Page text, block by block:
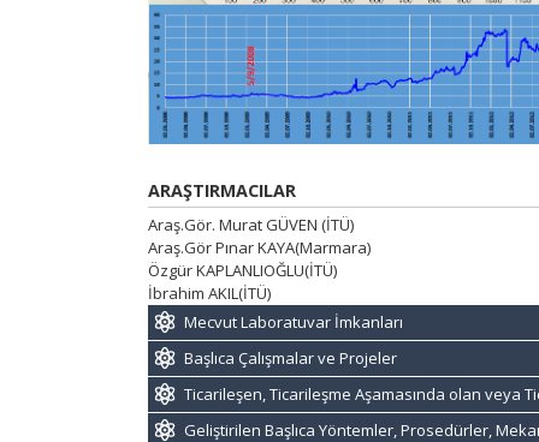
ARAŞTIRMACILAR
Araş.Gör. Murat GÜVEN (İTÜ)
Araş.Gör Pınar KAYA(Marmara)
Özgür KAPLANLIOĞLU(İTÜ)
İbrahim AKIL(İTÜ)
Mecvut Laboratuvar İmkanları
Başlıca Çalışmalar ve Projeler
Ticarileşen, Ticarileşme Aşamasında olan veya
Geliştirilen Başlıca Yöntemler, Prosedürler,